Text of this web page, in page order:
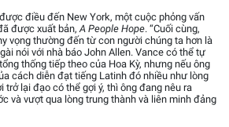
điều đến New York, một cuộc phỏng vấn
được xuất bản, A People Hope. “Cuối cùng,
vọng thường đến từ con người chúng ta hơn là
nói với nhà báo John Allen. Vance có thể tự
thống tiếp theo của Hoa Kỳ, nhưng nếu ông
cách diễn đạt tiếng Latinh đó nhiều như lòng
trở lại đạo có thể gợi ý, thì ông đang nêu ra
và vượt qua lòng trung thành và liên minh đảng